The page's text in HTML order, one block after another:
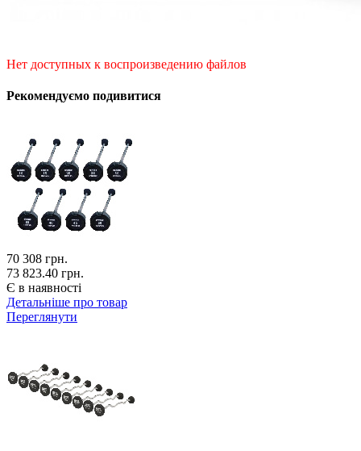
Нет доступных к воспроизведению файлов
Рекомендуємо подивитися
70 308 грн.
73 823.40 грн.
Є в наявності
Детальніше про товар
Переглянути